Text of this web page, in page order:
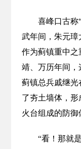
喜峰口古称“
武年间，朱元璋
作为蓟镇重中
靖、万历年间，
蓟镇总兵戚继
了夯土墙体，
火台组成的防御
“看！那就是